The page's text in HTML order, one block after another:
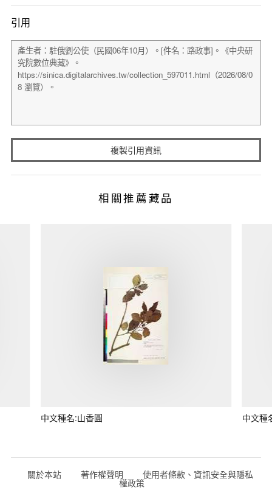
引用
複製引用資訊
相關推薦藏品
中文種名:山香圓 中文種
關於本站 著作權聲明 使用者條款、資訊安全與隱私
權政策